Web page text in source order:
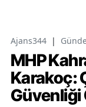
Ajans344 |
MHP
Karakoç:
Güvenliği